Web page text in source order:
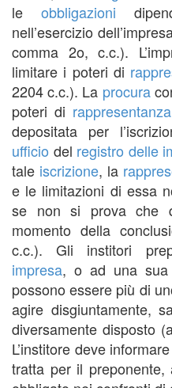
le obbligazioni
nell’esercizio
comma 2o, c.c.).
limitare i poteri di
2204 c.c.). La procura
poteri di rappresentanza
depositata per
ufficio del registro delle
tale iscrizione, la
e le limitazioni di essa
se non si prova che
momento della
c.c.). Gli institori
impresa, o ad una sua
possono essere più di
agire disgiuntamente,
diversamente disposto
L’institore deve
tratta per il preponente,